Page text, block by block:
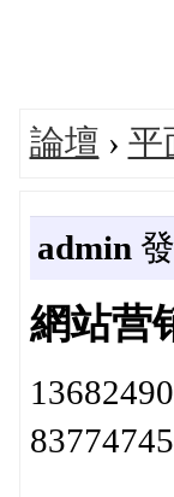
論壇 › 平
admin
網站营